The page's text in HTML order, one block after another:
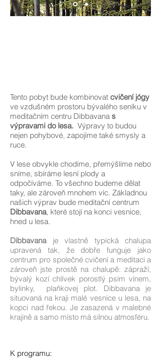
Tento pobyt bude kombinovat cvičení jógy
ve vzdušném prostoru bývalého seníku v
meditačním centru Dibbavana s
výpravami do lesa. Výpravy to budou
nejen pohybové, zapojíme také smysly a
ruce.
V lese obvykle chodíme, přemýšlíme nebo
sníme, sbíráme lesní plody a
odpočíváme. To všechno budeme dělat
taky, ale zároveň mnohem víc. Základnou
našich výprav bude meditační centrum
Dibbavana, které stojí na konci vesnice,
hned u lesa.
Dibbavanaje vlastně typická chalupa
upravená tak, že dobře funguje jako
centrum pro společné cvičení a meditaci a
zároveň jste prostě na chalupě: zápraží,
bývalý kozí chlívek porostlý psím vínem,
bylinky, plaňkovej plot. Dibbavana je
situovaná na kraji malé vesnice u lesa, na
kopci nad řekou. Je zasazená v malebné
krajině a samo místo má silnou atmosféru.
K programu: